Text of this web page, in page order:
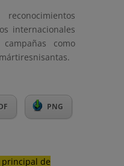
internacionales
como
PNG
principal de